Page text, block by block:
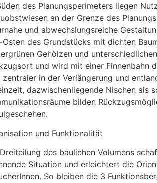
des Planungsperimeters liegen
an der Grenze des
und abwechslungsreiche
Osten des Grundstücks mit dichten
Gehölzen und
und wird mit einer Finnenbahn
zentraler in der Verlängerung und
dazwischenliegende Nischen als
bilden
und Funktionalität
des baulichen Volumens
Situation und erleichtert die
So bleiben die 3